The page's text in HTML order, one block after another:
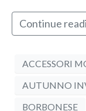
Continue
ACCESSORI
AUTUNNO
BORBONESE